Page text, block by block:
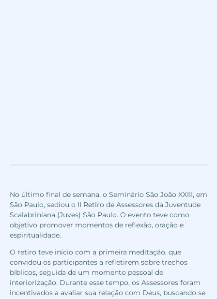
No último final de semana, o Seminário São João XXIII, em
São Paulo, sediou o II Retiro de Assessores da Juventude
Scalabriniana (Juves) São Paulo. O evento teve como
objetivo promover momentos de reflexão, oração e
espiritualidade.
O retiro teve início com a primeira meditação, que
convidou os participantes a refletirem sobre trechos
bíblicos, seguida de um momento pessoal de
interiorização. Durante esse tempo, os Assessores foram
incentivados a avaliar sua relação com Deus, buscando se